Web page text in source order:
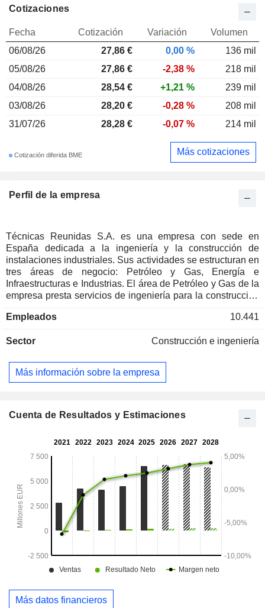
Perfil de la empresa
Técnicas Reunidas S.A. es una empresa con sede en
España dedicada a la ingeniería y la construcción de
instalaciones industriales. Sus actividades se estructuran en
tres áreas de negocio: Petróleo y Gas, Energía e
Infraestructuras e Industrias. El área de Petróleo y Gas de la
empresa presta servicios de ingeniería para la construcción
y de gas natural, y de oleoductos y gasoductos. Su
instalaciones de energía de combustibles fósiles, energía
área de Infraestructuras e Industrias se especializa en la
construcción e ingeniería de aeropuertos, plantas de
empresa también ofrece servicios técnicos y de gestión en
industriales.
Empleados 10.441
Sector Construcción e ingeniería
Más información sobre la empresa
Cotizaciones
Fecha Cotización Variación
Volumen
06/08/26
27,86 € 0,00 %
136 mil
05/08/26
27,86 € -2,38 %
218 mil
04/08/26
28,54 € +1,21 %
239 mil
03/08/26
28,20 € -0,28 %
208 mil
31/07/26
28,28 € -0,07 % 214 mil
Cotización diferida BME Más cotizaciones
Cuenta de Resultados y Estimaciones
Más datos financieros